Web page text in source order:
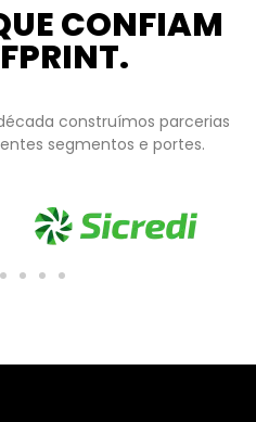
CONFIAM
construímos parcerias
segmentos e portes.